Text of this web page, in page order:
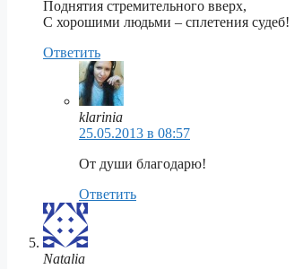
Поднятия стремительного вверх,
С хорошими людьми – сплетения судеб!
Ответить
klarinia
25.05.2013 в 08:57
От души благодарю!
Ответить
Natalia